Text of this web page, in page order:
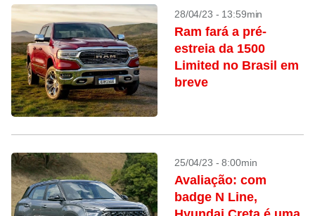
28/04/23 - 13:59min
Ram fará a pré-
estreia da 1500
Limited no Brasil em
breve
25/04/23 - 8:00min
Avaliação: com
badge N Line,